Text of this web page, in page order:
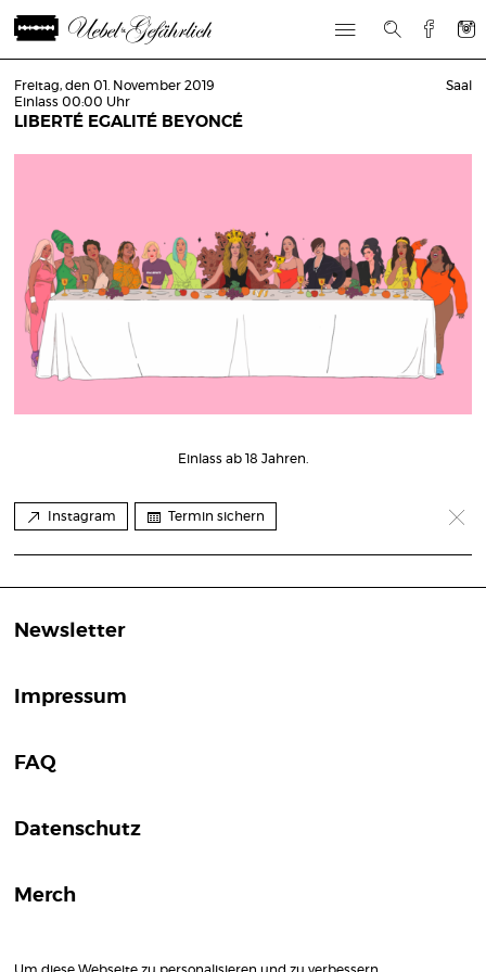
Freitag, den 01. November 2019
Einlass 00:00 Uhr
LIBERTÉ EGALITÉ BEYONCÉ
Saal
Einlass ab 18 Jahren.
Instagram Termin sichern
Newsletter
Impressum
FAQ
Datenschutz
Merch